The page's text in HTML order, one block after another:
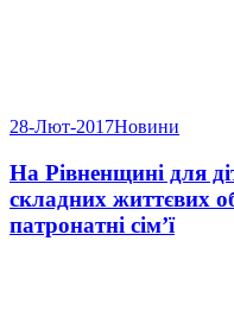
28-Лют-2017Новини
На Рівненщині для
складних життєвих
патронатні сім’ї